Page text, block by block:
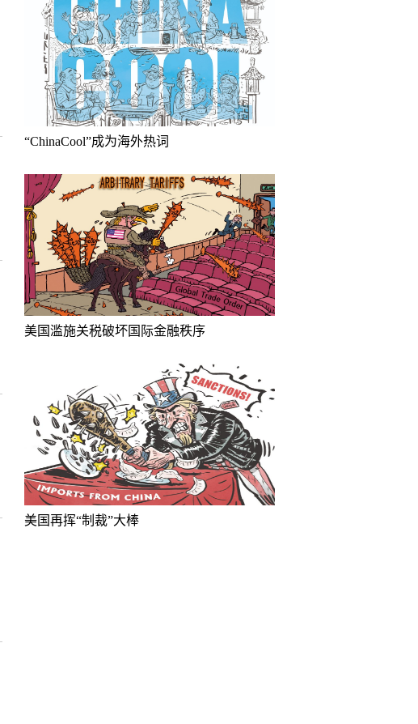
“ChinaCool”成为海外热词
美国滥施关税破坏国际金融秩序
美国再挥“制裁”大棒